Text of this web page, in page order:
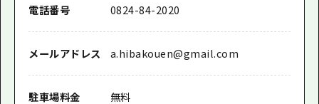
電話番号 0824-84-2020
メールアドレス a.hibakouen@gmail.com
駐車場料金 無料